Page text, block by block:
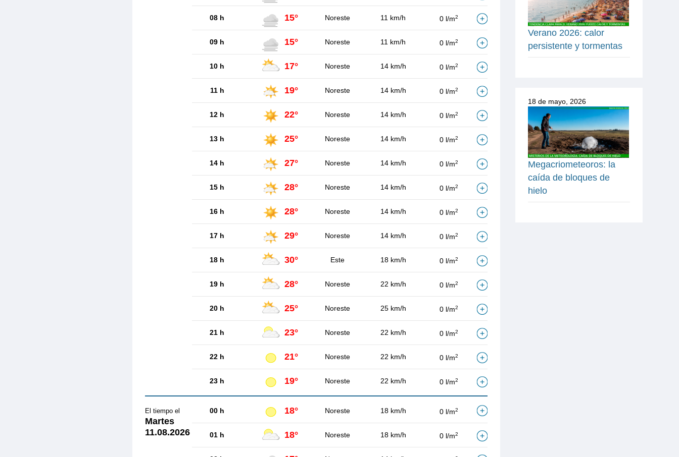
08 h 15° Noreste 11 km/h 0 l/m2
09 h 15° Noreste 11 km/h 0 l/m2
10 h 17° Noreste 14 km/h 0 l/m2
11 h 19° Noreste 14 km/h 0 l/m2
12 h 22° Noreste 14 km/h 0 l/m2
13 h 25° Noreste 14 km/h 0 l/m2
14 h 27° Noreste 14 km/h 0 l/m2
15 h 28° Noreste 14 km/h 0 l/m2
16 h 28° Noreste 14 km/h 0 l/m2
17 h 29° Noreste 14 km/h 0 l/m2
18 h 30° Este 18 km/h 0 l/m2
19 h 28° Noreste 22 km/h 0 l/m2
20 h 25° Noreste 25 km/h 0 l/m2
21 h 23° Noreste 22 km/h 0 l/m2
22 h 21° Noreste 22 km/h 0 l/m2
23 h 19° Noreste 22 km/h 0 l/m2
El tiempo el
Martes
11.08.2026
00 h 18° Noreste 18 km/h 0 l/m2
01 h 18° Noreste 18 km/h 0 l/m2
Verano 2026: calor
persistente y tormentas
18 de mayo, 2026
Megacriometeoros: la
caída de bloques de
hielo